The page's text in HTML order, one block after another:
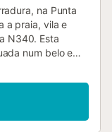
na Punta
a praia, vila e
N340. Esta
num belo e
encantadoras
magníficas
a baía de La
Pôr-do-sol